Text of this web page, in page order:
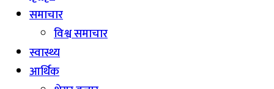
समाचार
विश्व समाचार
स्वास्थ्य
आर्थिक